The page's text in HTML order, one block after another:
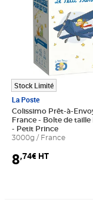
Stock Limité
La Poste
Colissimo Prêt-à-
France - Boîte de taille
- Petit Prince
3000g / France
8,74€ HT